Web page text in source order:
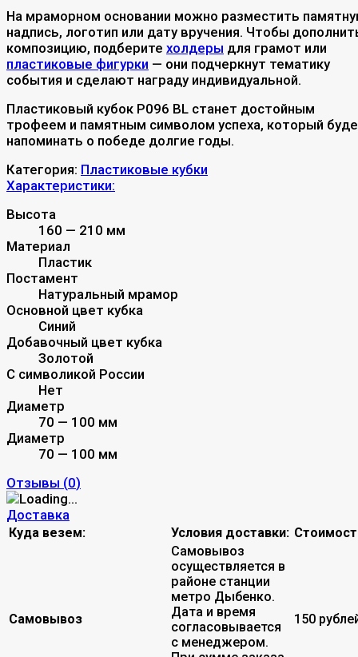
На мраморном основании можно разместить
надпись, логотип или дату вручения. Чтобы
композицию, подберите холдеры для грамот или
пластиковые фигурки — они подчеркнут тематику
события и сделают награду индивидуальной.
Пластиковый кубок P096 BL станет достойным
трофеем и памятным символом успеха, который
напоминать о победе долгие годы.
Категория: Пластиковые кубки
Характеристики:
Высота
160 — 210 мм
Материал
Пластик
Постамент
Натуральный мрамор
Основной цвет кубка
Синий
Добавочный цвет кубка
Золотой
С символикой России
Нет
Диаметр
70 — 100 мм
Диаметр
70 — 100 мм
Отзывы (0)
Доставка
Куда везем: Условия доставки:
Самовывоз
Самовывоз
осуществляется в
районе станции
метро Дыбенко.
Дата и время
согласовывается
с менеджером.
150